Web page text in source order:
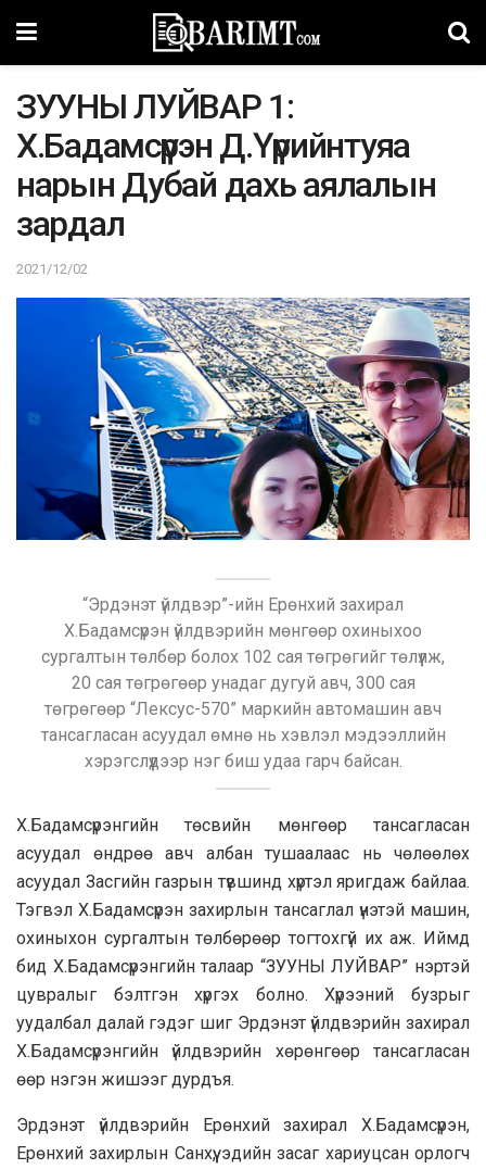
ЗУУНЫ ЛУЙВАР 1:
Х.Бадамсүрэн Д.Үүрийнтуяа
нарын Дубай дахь аялалын
зардал
2021/12/02
“Эрдэнэт үйлдвэр”-ийн Ерөнхий захирал
Х.Бадамсүрэн үйлдвэрийн мөнгөөр охиныхоо
сургалтын төлбөр болох 102 сая төгрөгийг төлүүлж,
20 сая төгрөгөөр унадаг дугуй авч, 300 сая
төгрөгөөр “Лексус-570” маркийн автомашин авч
тансагласан асуудал өмнө нь хэвлэл мэдээллийн
хэрэгслүүдээр нэг биш удаа гарч байсан.
Х.Бадамсүрэнгийн төсвийн мөнгөөр тансагласан
асуудал өндрөө авч албан тушаалаас нь чөлөөлөх
асуудал Засгийн газрын түвшинд хүртэл яригдаж байлаа.
Тэгвэл Х.Бадамсүрэн захирлын тансаглал үнэтэй машин,
охиныхон сургалтын төлбөрөөр тогтохгүй их аж. Иймд
бид Х.Бадамсүрэнгийн талаар “ЗУУНЫ ЛУЙВАР” нэртэй
цувралыг бэлтгэн хүргэх болно. Хүрээний бузрыг
уудалбал далай гэдэг шиг Эрдэнэт үйлдвэрийн захирал
Х.Бадамсүрэнгийн үйлдвэрийн хөрөнгөөр тансагласан
өөр нэгэн жишээг дурдъя.
Эрдэнэт үйлдвэрийн Ерөнхий захирал Х.Бадамсүрэн,
Ерөнхий захирлын Санхүү, эдийн засаг хариуцсан орлогч